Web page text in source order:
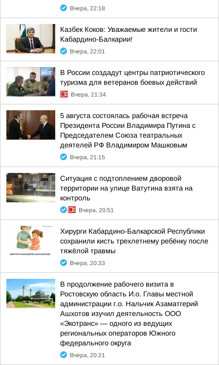
Вчера, 22:18
Казбек Коков: Уважаемые жители и гости
Кабардино-Балкарии!
Вчера, 22:01
В России создадут центры патриотического
туризма для ветеранов боевых действий
Вчера, 21:34
5 августа состоялась рабочая встреча
Президента России Владимира Путина с
Председателем Союза театральных
деятелей РФ Владимиром Машковым
Вчера, 21:15
Ситуация с подтоплением дворовой
территории на улице Ватутина взята на
контроль
Вчера, 20:51
Хирурги Кабардино-Балкарской Республики
сохранили кисть трехлетнему ребёнку после
тяжёлой травмы
Вчера, 20:33
В продолжение рабочего визита в
Ростовскую область И.о. Главы местной
администрации г.о. Нальчик Азаматгерий
Ашхотов изучил деятельность ООО
«Экотранс» — одного из ведущих
региональных операторов Южного
федерального округа
Вчера, 20:21